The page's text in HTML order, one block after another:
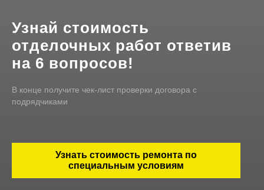
Узнай стоимость
отделочных работ ответив
на 6 вопросов!
В конце получите чек-лист проверки договора с
подрядчиками
Узнать стоимость ремонта по
специальным условиям